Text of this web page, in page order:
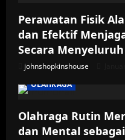
Perawatan Fisik
dan Efektif
Secara Menyeluruh
johnshopkinshouse
OLAHRAGA
Olahraga Rutin
dan Mental